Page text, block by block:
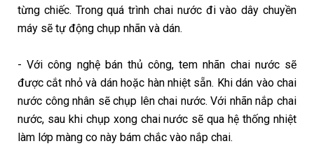
từng chiếc. Trong quá trình chai nước đi vào dây chuyền
máy sẽ tự động chụp nhãn và dán.
- Với công nghệ bán thủ công, tem nhãn chai nước sẽ
được cắt nhỏ và dán hoặc hàn nhiệt sẵn. Khi dán vào chai
nước công nhân sẽ chụp lên chai nước. Với nhãn nắp chai
nước, sau khi chụp xong chai nước sẽ qua hệ thống nhiệt
làm lớp màng co này bám chắc vào nắp chai.